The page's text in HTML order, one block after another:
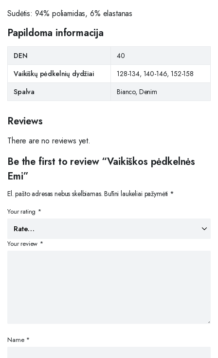
Sudėtis: 94% poliamidas, 6% elastanas
Papildoma informacija
DEN
40
Vaikiškų pėdkelnių dydžiai
128-134, 140-146, 152-158
Spalva
Bianco, Denim
Reviews
There are no reviews yet.
Be the first to review “Vaikiškos pėdkelnės
Emi”
El. pašto adresas nebus skelbiamas. Būtini laukeliai pažymėti *
Your rating *
Your review *
Name *